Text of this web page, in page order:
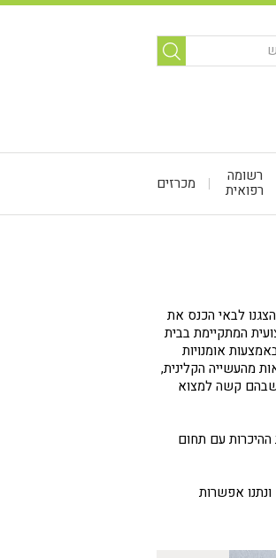
רשומה
רפואית מכרזים
הצגנו לבאי הכנס את
המתקיימת בבית
אומנויות
מהעשייה הקלינית,
שבהם קשה למצוא
ההיכרות עם תחום
אפשרות